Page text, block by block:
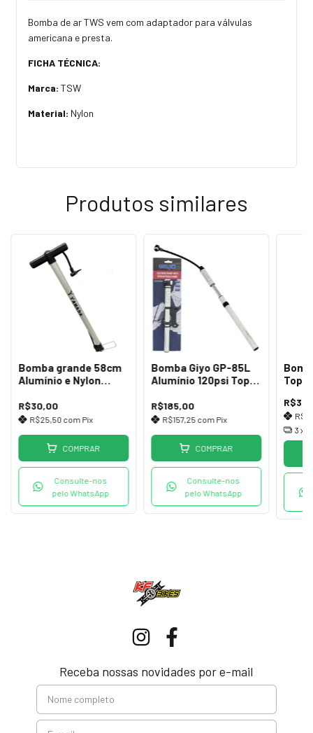
Bomba de ar TWS vem com adaptador para válvulas
americana e presta.
FICHA TÉCNICA:
Marca: TSW
Material: Nylon
Produtos similares
Bomba grande 58cm
Alumínio e Nylon
R$30,00
R$25,50 com Pix
COMPRAR
Consulte-nos
pelo WhatsApp
Bomba Giyo GP-85L
Alumínio 120psi Top
R$185,00
R$157,25 com Pix
COMPRAR
Consulte-nos
pelo WhatsApp
3 x
Receba nossas novidades por e-mail